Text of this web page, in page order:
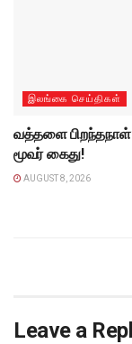
இலங்கை செய்திகள்
வத்தளை பிறந்தநாள்
மூவர் கைது!
AUGUST 8, 2026
Leave a